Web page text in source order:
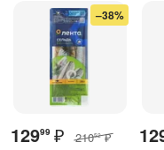
–38%
12999 ₽ 21052 ₽